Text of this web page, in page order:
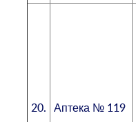
20. Аптека № 119